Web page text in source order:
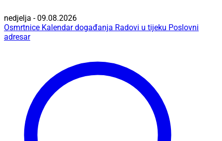
nedjelja - 09.08.2026
Osmrtnice Kalendar događanja Radovi u tijeku Poslovni
adresar